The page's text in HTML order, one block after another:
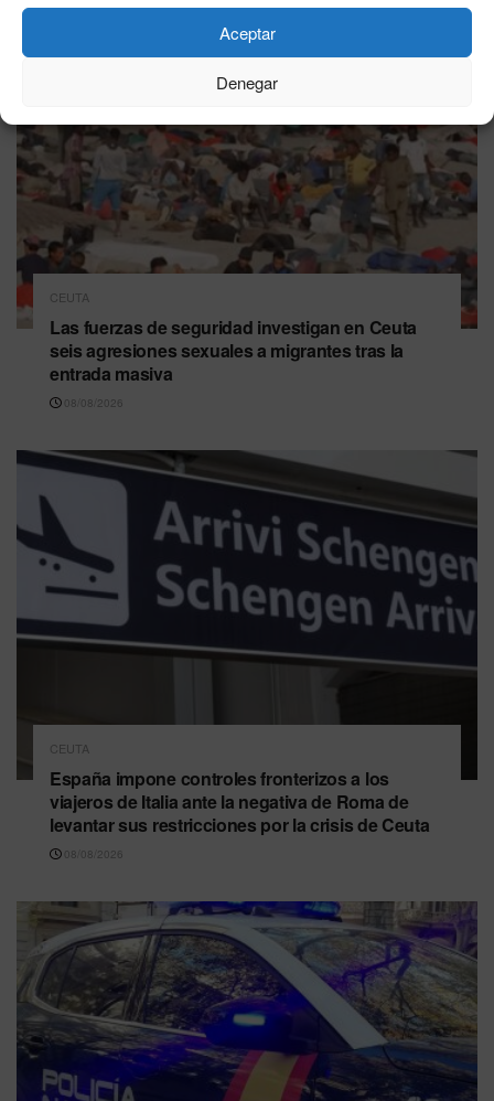
Aceptar
Denegar
CEUTA
Las fuerzas de seguridad investigan en Ceuta
seis agresiones sexuales a migrantes tras la
entrada masiva
08/08/2026
CEUTA
España impone controles fronterizos a los
viajeros de Italia ante la negativa de Roma de
levantar sus restricciones por la crisis de Ceuta
08/08/2026